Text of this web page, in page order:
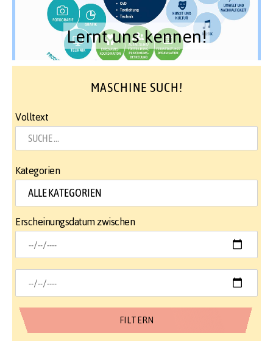
Lernt uns kennen!
MASCHINE SUCH!
Volltext
Kategorien
Erscheinungsdatum zwischen